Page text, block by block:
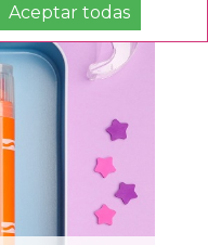
Aceptar todas